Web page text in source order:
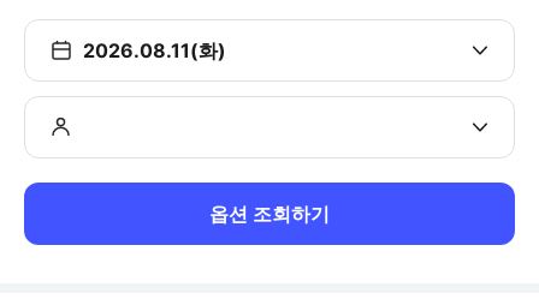
2026.08.11(화)
옵션 조회하기